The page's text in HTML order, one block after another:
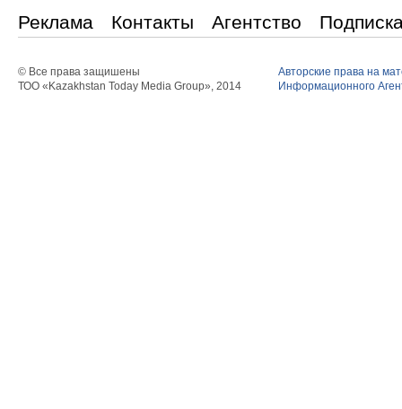
Реклама Контакты Агентство
© Все права защишены
ТОО «Kazakhstan Today Media Group», 2014
Авторские права на
Информационного